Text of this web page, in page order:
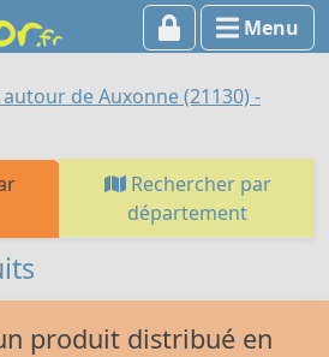
Menu
de Auxonne (21130) -
Rechercher par
département
produit distribué en